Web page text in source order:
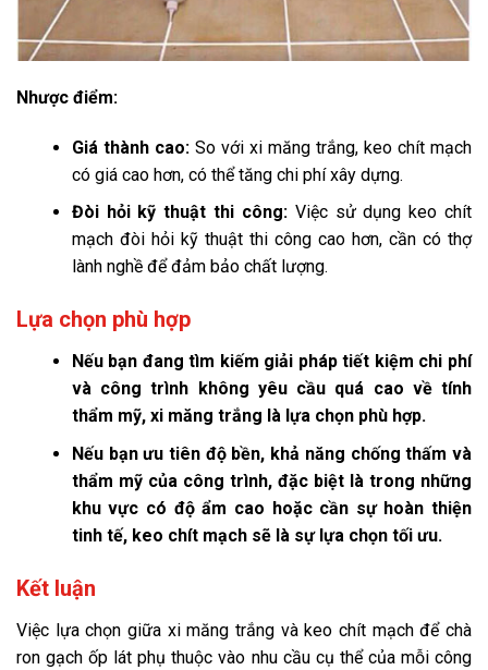
Nhược điểm:
Giá thành cao:So với xi măng trắng, keo chít mạch
có giá cao hơn, có thể tăng chi phí xây dựng.
Đòi hỏi kỹ thuật thi công:Việc sử dụng keo chít
mạch đòi hỏi kỹ thuật thi công cao hơn, cần có thợ
lành nghề để đảm bảo chất lượng.
Lựa chọn phù hợp
Nếu bạn đang tìm kiếm giải pháp tiết kiệm chi phí
và công trình không yêu cầu quá cao về tính
thẩm mỹ, xi măng trắng là lựa chọn phù hợp.
Nếu bạn ưu tiên độ bền, khả năng chống thấm và
thẩm mỹ của công trình, đặc biệt là trong những
khu vực có độ ẩm cao hoặc cần sự hoàn thiện
tinh tế, keo chít mạch sẽ là sự lựa chọn tối ưu.
Kết luận
Việc lựa chọn giữa xi măng trắng và keo chít mạch để chà
ron gạch ốp lát phụ thuộc vào nhu cầu cụ thể của mỗi công